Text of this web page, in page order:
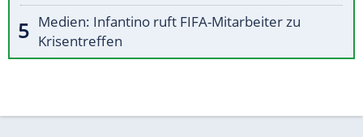
Medien: Infantino ruft FIFA-Mitarbeiter zu
Krisentreffen